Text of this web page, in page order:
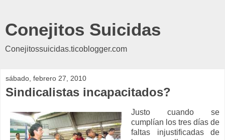
Conejitos Suicidas
Conejitossuicidas.ticoblogger.com
sábado, febrero 27, 2010
Sindicalistas incapacitados?
Justo cuando se
cumplían los tres días de
faltas injustificadas de